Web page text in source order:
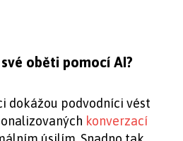
oběti pomocí AI?
dokážou podvodníci vést
konverzací